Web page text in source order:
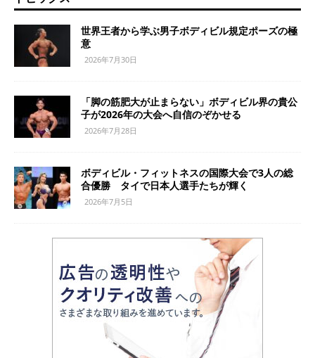
世界王者から学ぶ男子ボディビル規定ポーズの極
意
2026年7月30日
「脚の筋肥大が止まらない」ボディビル界の貴公
子が2026年の大会へ自信のぞかせる
2026年7月28日
ボディビル・フィットネスの国際大会で3人の総
合優勝 タイで日本人選手たちが輝く
2026年7月5日